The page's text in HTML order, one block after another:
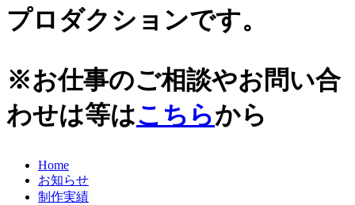
プロダクションです。
※お仕事のご相談やお問い合
わせは等はこちらから
Home
お知らせ
制作実績